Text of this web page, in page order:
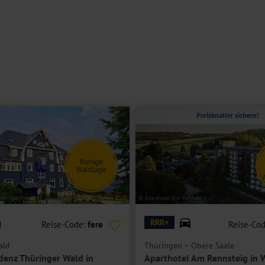
Wald
Ruhige
Waldlage
Reise-Code: fere
Thüringer Wald in
© Aparthotel Am Rennsteig
Preisknaller sichern!
RRR+ Reise-
Thüringen – Obere Saale
Aparthotel Am Rennsteig in